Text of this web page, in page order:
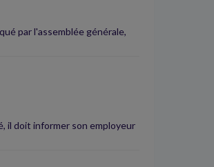
par l'assemblée générale,
il doit informer son employeur